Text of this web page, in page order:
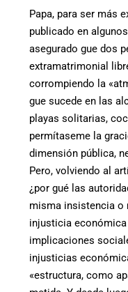
Papa, para ser más
publicado en
asegurado gue dos
extramatrimonial
corrompiendo la
gue sucede en las
playas solitarias,
permítaseme la
dimensión pública,
Pero, volviendo al
¿por gué las
misma insistencia o
injusticia
implicaciones
injusticias
«estructura, como